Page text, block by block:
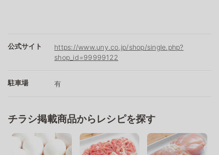
公式サイト
https://www.uny.co.jp/shop/single.php?
shop_id=99999122
駐車場 有
チラシ掲載商品からレシピを探す